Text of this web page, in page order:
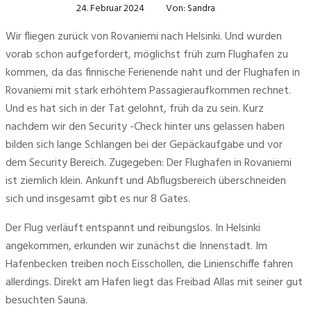
24. Februar 2024 Von: Sandra
Wir fliegen zurück von Rovaniemi nach Helsinki. Und wurden
vorab schon aufgefordert, möglichst früh zum Flughafen zu
kommen, da das finnische Ferienende naht und der Flughafen in
Rovaniemi mit stark erhöhtem Passagieraufkommen rechnet.
Und es hat sich in der Tat gelohnt, früh da zu sein. Kurz
nachdem wir den Security -Check hinter uns gelassen haben
bilden sich lange Schlangen bei der Gepäckaufgabe und vor
dem Security Bereich. Zugegeben: Der Flughafen in Rovaniemi
ist ziemlich klein. Ankunft und Abflugsbereich überschneiden
sich und insgesamt gibt es nur 8 Gates.
Der Flug verläuft entspannt und reibungslos. In Helsinki
angekommen, erkunden wir zunächst die Innenstadt. Im
Hafenbecken treiben noch Eisschollen, die Linienschiffe fahren
allerdings. Direkt am Hafen liegt das Freibad Allas mit seiner gut
besuchten Sauna.